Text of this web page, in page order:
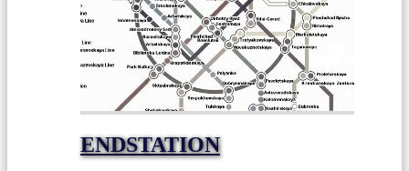
ENDSTATION